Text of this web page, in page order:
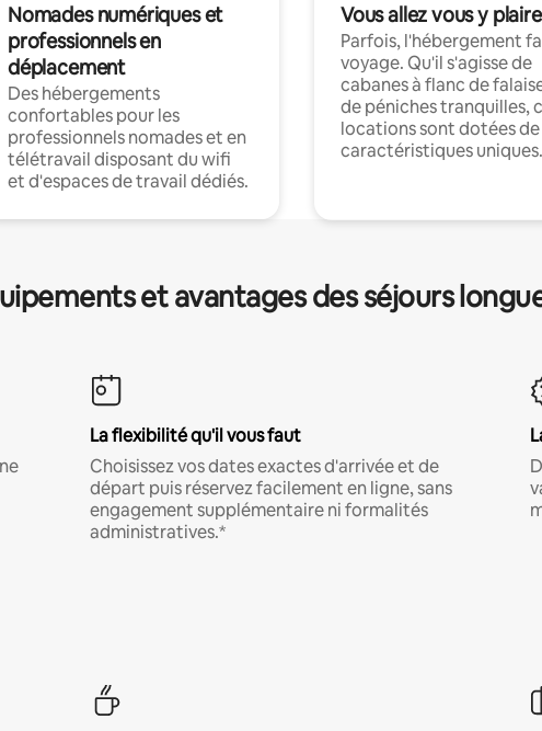
Nomades numériques et
professionnels en
déplacement
Des hébergements
confortables pour les
professionnels nomades et en
télétravail disposant du wifi
et d'espaces de travail dédiés.
Vous allez vous y plaire
Parfois, l'hébergement
voyage. Qu'il s'agisse de
cabanes à flanc de
de péniches tranquilles,
locations sont dotées de
caractéristiques uniques.
et avantages des séjours
La flexibilité qu'il vous faut
Choisissez vos dates exactes d'arrivée et de
départ puis réservez facilement en ligne, sans
engagement supplémentaire ni formalités
administratives.*